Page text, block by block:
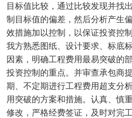
目标值比较，通过比较发现并找
制目标值的偏差，然后分析产生
效措施加以控制，以保证投资控
我方熟悉图纸、设计要求、标底
因素，明确工程费用最易突破的
投资控制的重点。并审查承包商
期、不定期进行工程费用超支分
用突破的方案和措施。认真、慎
修改，严格经费签证，及时对完